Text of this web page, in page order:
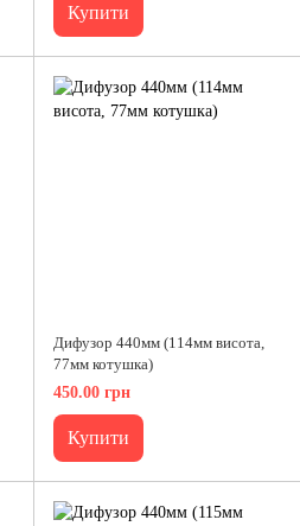
Купити
Дифузор 440мм (114мм висота,
77мм котушка)
450.00 грн
Купити